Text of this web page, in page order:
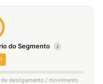
do Segmento i
desligamento / movimento